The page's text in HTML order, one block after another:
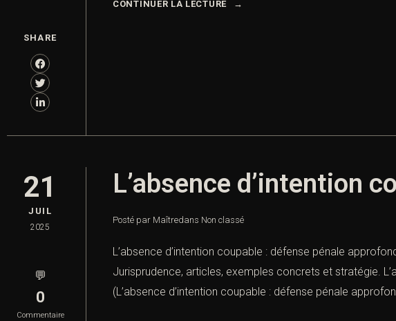
SHARE
CONTINUER LA LECTURE
21
JUIL
2025
💬
0
Commentaire
L’absence d’intention
Posté par Maîtredans Non classé
L’absence d’intention coupable : défense pénale
Jurisprudence, articles, exemples concrets et stratégie.
(L’absence d’intention coupable : défense pénale